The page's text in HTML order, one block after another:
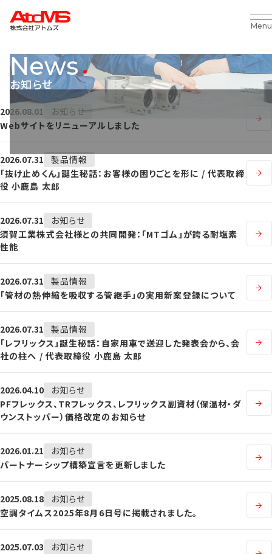
Menu
News
お知らせ
2026.08.01
お知らせ
Webサイトをリニューアルしました
2026.07.31
製品情報
「抜け止めくん」誕生秘話：お客様の困りごとを形に / 代表取締
役 小鹿島 太郎
2026.07.31
お知らせ
須賀工業株式会社様との共同開発：「MTゴム」が誇る耐塩素
性能
2026.07.31
製品情報
「管材の熱伸縮を吸収する管継手」の実用新案登録について
2026.07.31
製品情報
「レフリックス」誕生秘話：自家用車で送迎した発表会から、会
社の柱へ / 代表取締役 小鹿島 太郎
2026.04.10
お知らせ
PFフレックス、TRフレックス、レフリックス副資材（保温材・ダ
ウンストッパー）価格改定のお知らせ
2026.01.21
お知らせ
パートナーシップ構築宣言を更新しました
2025.08.18
お知らせ
空調タイムス2025年8月6日号に掲載されました。
2025.07.03
お知らせ